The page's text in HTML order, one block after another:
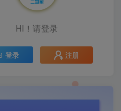
HI！请登录
登录 注册